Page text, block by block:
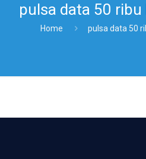
pulsa data 50 ribu
Home pulsa data 50